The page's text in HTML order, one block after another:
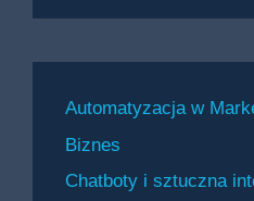
Automatyzacja w
Biznes
Chatboty i sztuczna